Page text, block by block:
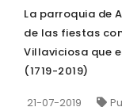
La parroquia de
de las fiestas
Villaviciosa que
(1719-2019)
21-07-2019